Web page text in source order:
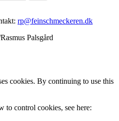
rp@feinschmeckeren.dk
Palsgård
cookies. By continuing to use this
to control cookies, see here: